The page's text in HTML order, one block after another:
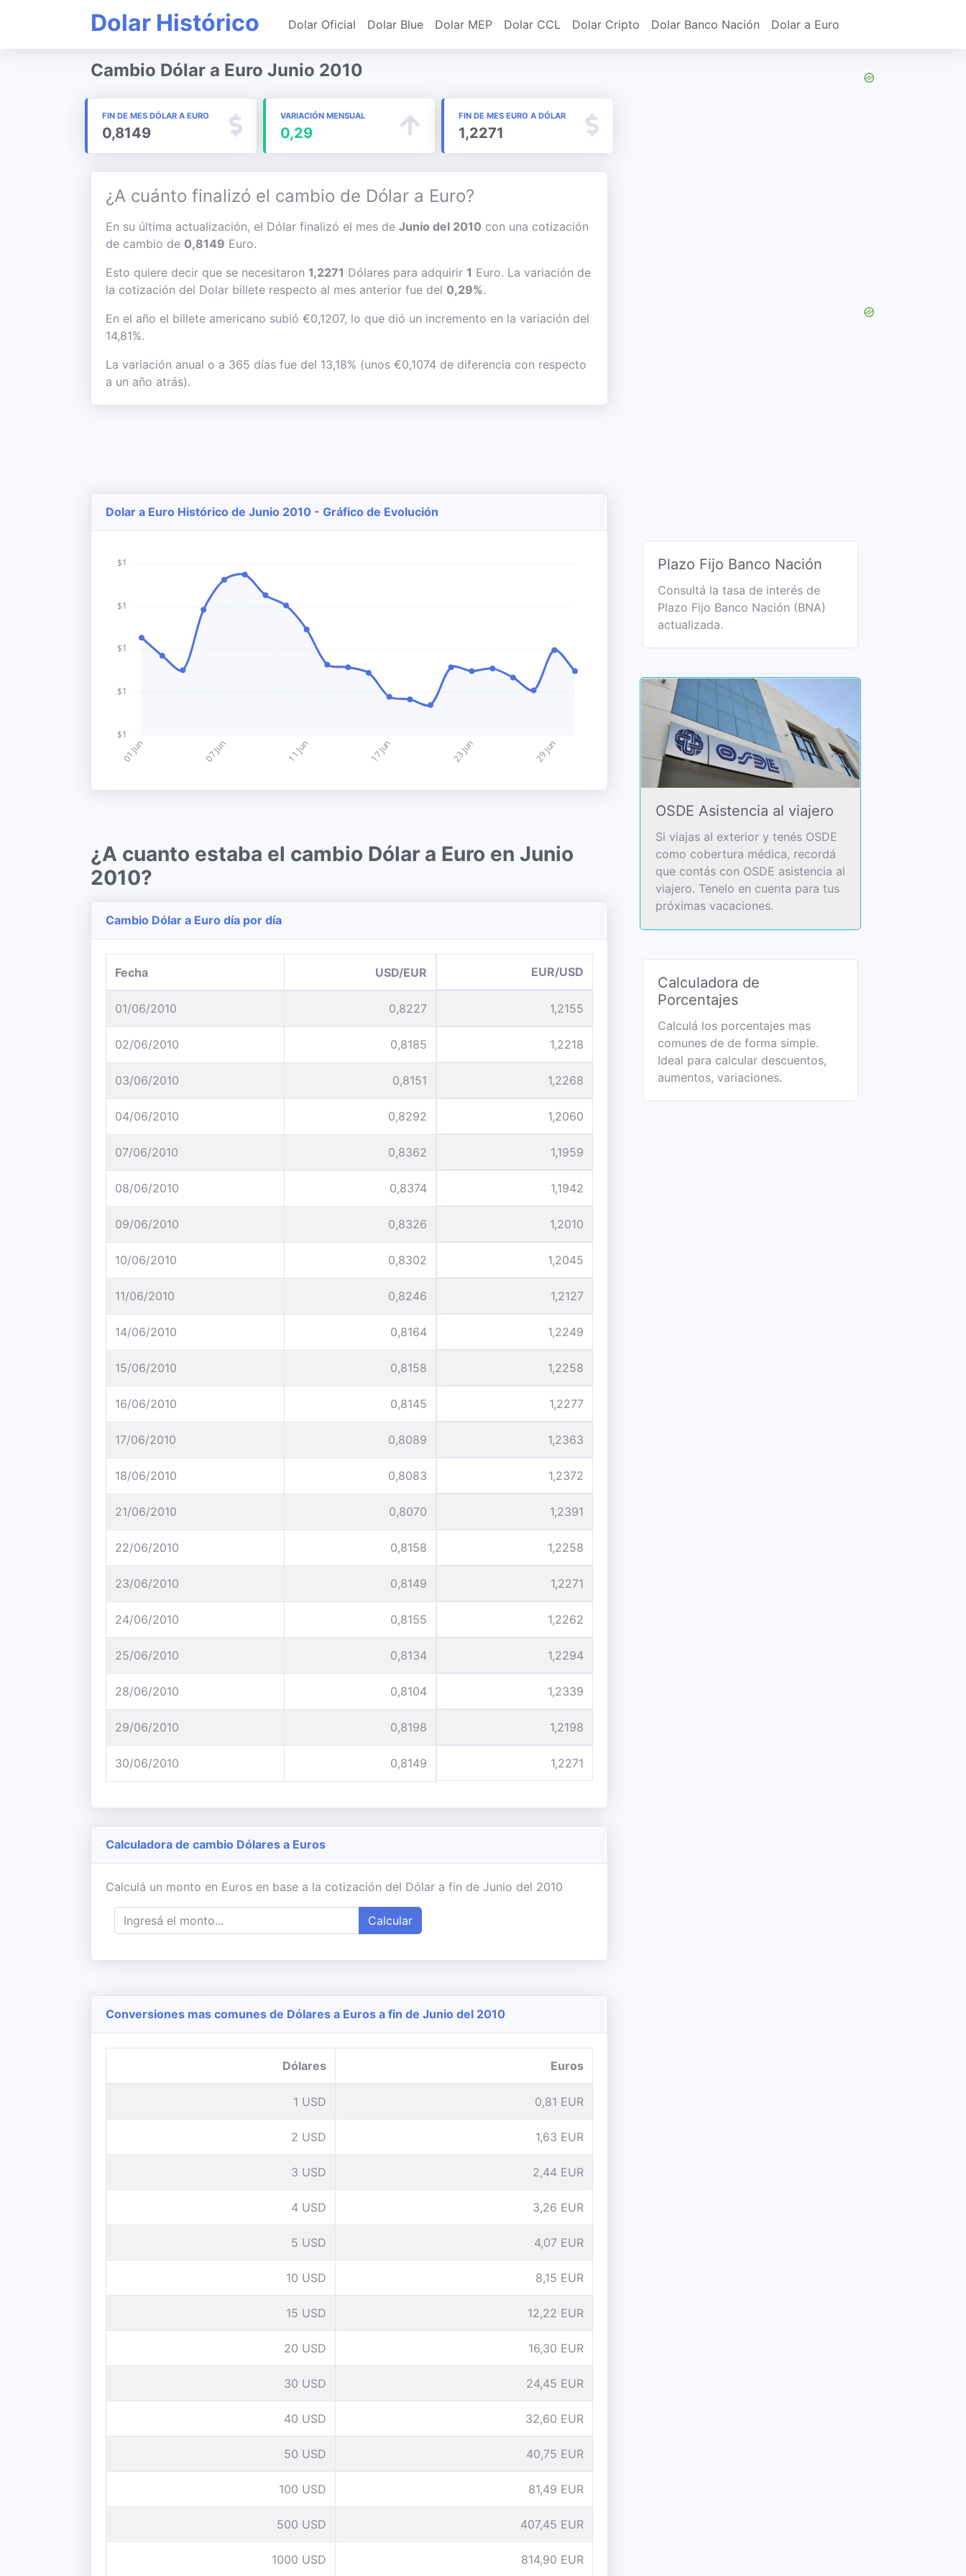
Dolar Histórico Dolar Oficial Dolar Blue Dolar MEP Dolar CCL Dolar Cripto Dolar Banco Nación Dolar a Euro
Cambio Dólar a Euro Junio 2010
FIN DE MES DÓLAR A EURO
0,8149
VARIACIÓN MENSUAL
0,29
FIN DE MES EURO A DÓLAR
1,2271
¿A cuánto finalizó el cambio de Dólar a Euro?
En su última actualización, el Dólar finalizó el mes de Junio del 2010 con una cotización
de cambio de 0,8149 Euro.
Esto quiere decir que se necesitaron 1,2271 Dólares para adquirir 1 Euro. La variación de
la cotización del Dolar billete respecto al mes anterior fue del 0,29%.
En el año el billete americano subió €0,1207, lo que dió un incremento en la variación del
14,81%.
La variación anual o a 365 días fue del 13,18% (unos €0,1074 de diferencia con respecto
a un año atrás).
Dolar a Euro Histórico de Junio 2010 - Gráfico de Evolución
¿A cuanto estaba el cambio Dólar a Euro en Junio
2010?
Cambio Dólar a Euro día por día
Fecha USD/EUR EUR/USD
01/06/2010 0,8227 1,2155
02/06/2010 0,8185 1,2218
03/06/2010 0,8151 1,2268
04/06/2010 0,8292 1,2060
07/06/2010 0,8362 1,1959
08/06/2010 0,8374 1,1942
09/06/2010 0,8326 1,2010
10/06/2010 0,8302 1,2045
11/06/2010 0,8246 1,2127
14/06/2010 0,8164 1,2249
15/06/2010 0,8158 1,2258
16/06/2010 0,8145 1,2277
17/06/2010 0,8089 1,2363
18/06/2010 0,8083 1,2372
21/06/2010 0,8070 1,2391
22/06/2010 0,8158 1,2258
23/06/2010 0,8149 1,2271
24/06/2010 0,8155 1,2262
25/06/2010 0,8134 1,2294
28/06/2010 0,8104 1,2339
29/06/2010 0,8198 1,2198
30/06/2010 0,8149 1,2271
Calculadora de cambio Dólares a Euros
Calculá un monto en Euros en base a la cotización del Dólar a fin de Junio del 2010
Calcular
Conversiones mas comunes de Dólares a Euros a fin de Junio del 2010
Dólares Euros
1 USD 0,81 EUR
2 USD 1,63 EUR
3 USD 2,44 EUR
4 USD 3,26 EUR
5 USD 4,07 EUR
10 USD 8,15 EUR
15 USD 12,22 EUR
20 USD 16,30 EUR
30 USD 24,45 EUR
40 USD 32,60 EUR
50 USD 40,75 EUR
100 USD 81,49 EUR
500 USD 407,45 EUR
1000 USD 814,90 EUR
Plazo Fijo Banco Nación
Consultá la tasa de interés de
Plazo Fijo Banco Nación (BNA)
actualizada.
OSDE Asistencia al viajero
Si viajas al exterior y tenés OSDE
como cobertura médica, recordá
que contás con OSDE asistencia al
viajero. Tenelo en cuenta para tus
próximas vacaciones.
Calculadora de
Porcentajes
Calculá los porcentajes mas
comunes de de forma simple.
Ideal para calcular descuentos,
aumentos, variaciones.